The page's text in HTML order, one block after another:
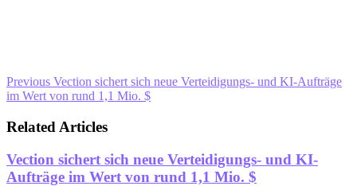
Previous Vection sichert sich neue Verteidigungs- und KI-Aufträge
im Wert von rund 1,1 Mio. $
Related Articles
Vection sichert sich neue Verteidigungs- und KI-
Aufträge im Wert von rund 1,1 Mio. $